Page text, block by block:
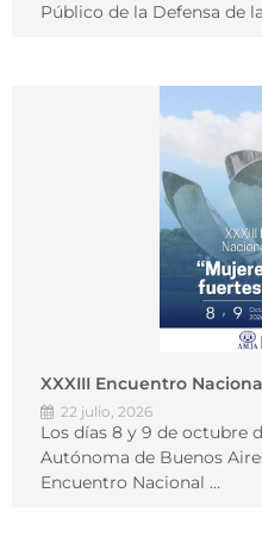
Público de la Defensa de
XXXIII Encuentro
22 julio, 2026
Los días 8 y 9 de octubre
Autónoma de Buenos
Encuentro Nacional …